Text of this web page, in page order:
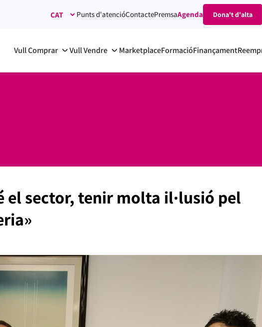
Punts d'atencióContactePremsaAgenda Dona't d'alta
Vull Comprar Vull Vendre MarketplaceFormacióFinançament
el sector, tenir molta il·lusió pel